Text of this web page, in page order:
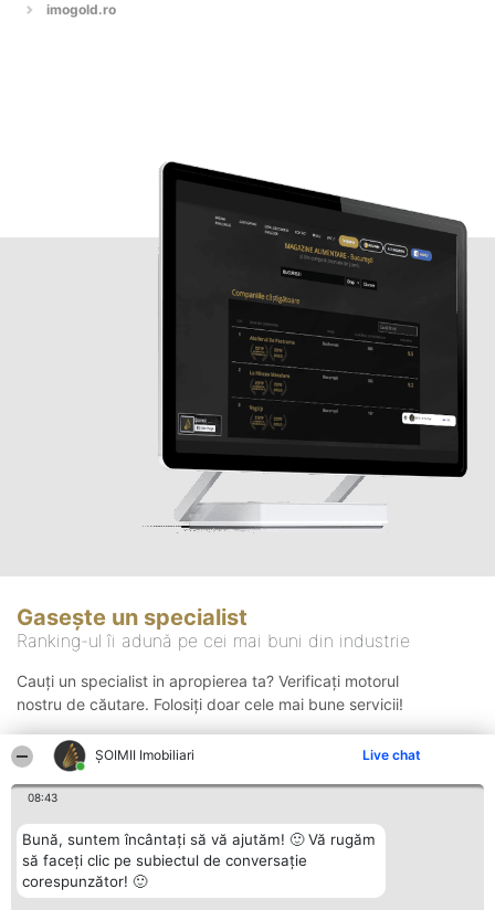
ȘOIMII Imobiliari Live chat
08:43
Bună, suntem încântați să vă ajutăm! 🙂 Vă rugăm
să faceți clic pe subiectul de conversație
corespunzător! 🙂
imogold.ro
Gasește un specialist
Ranking-ul îi adună pe cei mai buni din industrie
Cauți un specialist in apropierea ta? Verificați motorul
nostru de căutare. Folosiți doar cele mai bune servicii!